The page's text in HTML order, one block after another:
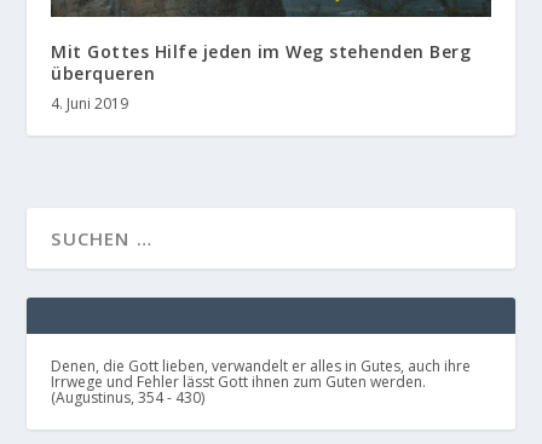
Mit Gottes Hilfe jeden im Weg stehenden Berg
überqueren
4. Juni 2019
Denen, die Gott lieben, verwandelt er alles in Gutes, auch ihre
Irrwege und Fehler lässt Gott ihnen zum Guten werden.
(Augustinus, 354 - 430)